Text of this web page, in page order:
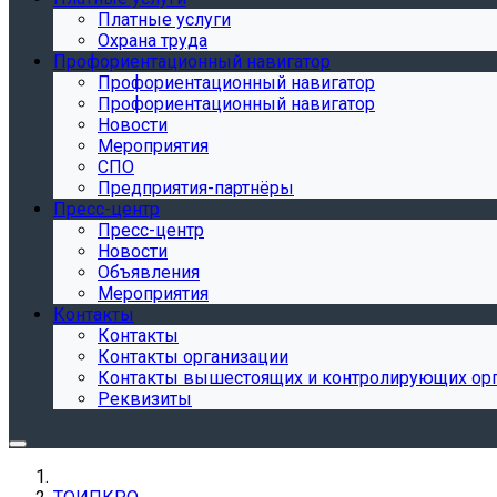
Платные услуги
Охрана труда
Профориентационный навигатор
Профориентационный навигатор
Профориентационный навигатор
Новости
Мероприятия
СПО
Предприятия-партнёры
Пресс-центр
Пресс-центр
Новости
Объявления
Мероприятия
Контакты
Контакты
Контакты организации
Контакты вышестоящих и контролирующих
Реквизиты